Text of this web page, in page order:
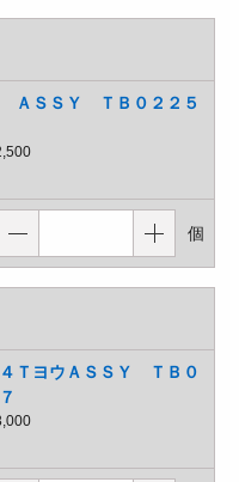
ＡＳＳＹ ＴＢ０２２５
個
ＴヨウＡＳＳＹ ＴＢ０